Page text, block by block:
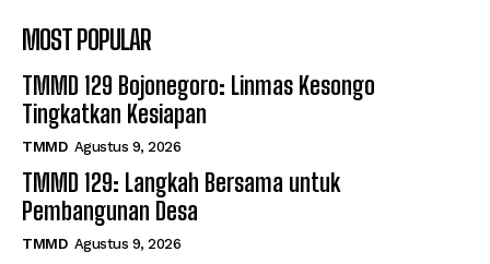
MOST POPULAR
TMMD 129 Bojonegoro: Linmas Kesongo
Tingkatkan Kesiapan
TMMD Agustus 9, 2026
TMMD 129: Langkah Bersama untuk
Pembangunan Desa
TMMD Agustus 9, 2026